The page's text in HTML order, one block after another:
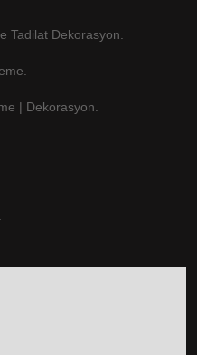
Tadilat Dekorasyon.
| Dekorasyon.